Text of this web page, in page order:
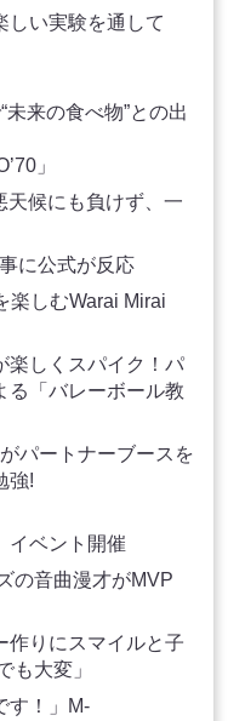
しい実験を通して
来の食べ物”との出
」
天候にも負けず、一
に公式が反応
楽しむWarai Mirai
楽しくスパイク！パ
る「バレーボール教
パートナーブースを
強!
イベント開催
の音曲漫才がMVP
作りにスマイルと子
も大変」
す！」M-